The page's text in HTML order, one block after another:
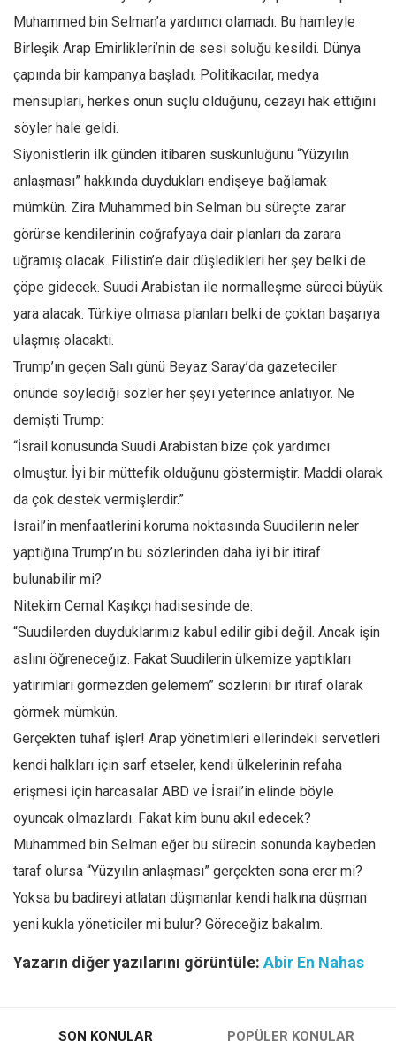
Muhammed bin Selman’a yardımcı olamadı. Bu hamleyle
Birleşik Arap Emirlikleri’nin de sesi soluğu kesildi. Dünya
çapında bir kampanya başladı. Politikacılar, medya
mensupları, herkes onun suçlu olduğunu, cezayı hak ettiğini
söyler hale geldi.
Siyonistlerin ilk günden itibaren suskunluğunu “Yüzyılın
anlaşması” hakkında duydukları endişeye bağlamak
mümkün. Zira Muhammed bin Selman bu süreçte zarar
görürse kendilerinin coğrafyaya dair planları da zarara
uğramış olacak. Filistin’e dair düşledikleri her şey belki de
çöpe gidecek. Suudi Arabistan ile normalleşme süreci büyük
yara alacak. Türkiye olmasa planları belki de çoktan başarıya
ulaşmış olacaktı.
Trump’ın geçen Salı günü Beyaz Saray’da gazeteciler
önünde söylediği sözler her şeyi yeterince anlatıyor. Ne
demişti Trump:
“İsrail konusunda Suudi Arabistan bize çok yardımcı
olmuştur. İyi bir müttefik olduğunu göstermiştir. Maddi olarak
da çok destek vermişlerdir.”
İsrail’in menfaatlerini koruma noktasında Suudilerin neler
yaptığına Trump’ın bu sözlerinden daha iyi bir itiraf
bulunabilir mi?
Nitekim Cemal Kaşıkçı hadisesinde de:
“Suudilerden duyduklarımız kabul edilir gibi değil. Ancak işin
aslını öğreneceğiz. Fakat Suudilerin ülkemize yaptıkları
yatırımları görmezden gelemem” sözlerini bir itiraf olarak
görmek mümkün.
Gerçekten tuhaf işler! Arap yönetimleri ellerindeki servetleri
kendi halkları için sarf etseler, kendi ülkelerinin refaha
erişmesi için harcasalar ABD ve İsrail’in elinde böyle
oyuncak olmazlardı. Fakat kim bunu akıl edecek?
Muhammed bin Selman eğer bu sürecin sonunda kaybeden
taraf olursa “Yüzyılın anlaşması” gerçekten sona erer mi?
Yoksa bu badireyi atlatan düşmanlar kendi halkına düşman
yeni kukla yöneticiler mi bulur? Göreceğiz bakalım.
Yazarın diğer yazılarını görüntüle: Abir En Nahas
SON KONULAR POPÜLER KONULAR